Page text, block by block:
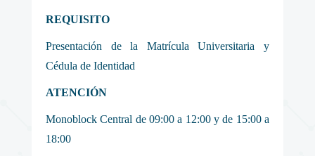
REQUISITO
Presentación de la Matrícula Universitaria y
Cédula de Identidad
ATENCIÓN
Monoblock Central de 09:00 a 12:00 y de 15:00 a
18:00